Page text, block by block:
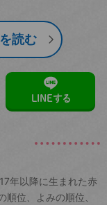
読む
LINEする
年以降に生まれた赤
位、よみの順位、